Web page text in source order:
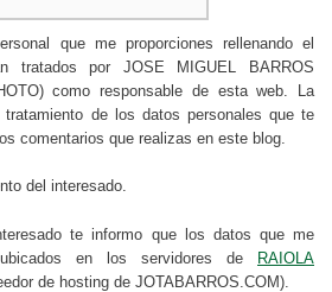
que me proporciones rellenando el
tratados por JOSE MIGUEL BARROS
como responsable de esta web. La
de los datos personales que te
comentarios que realizas en este blog.
del interesado.
te informo que los datos que me
en los servidores de
RAIOLA
de hosting de JOTABARROS.COM).